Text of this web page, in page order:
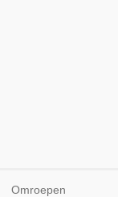
Omroepen